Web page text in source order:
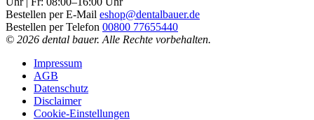
Bestellen per E-Mail eshop@dentalbauer.de
Bestellen per Telefon 00800 77655440
© 2026 dental bauer. Alle Rechte vorbehalten.
Impressum
AGB
Datenschutz
Disclaimer
Cookie-Einstellungen